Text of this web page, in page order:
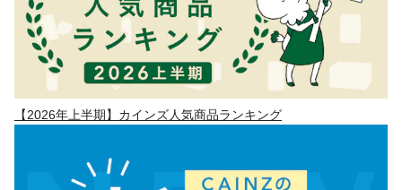
【2026年上半期】カインズ人気商品ランキング